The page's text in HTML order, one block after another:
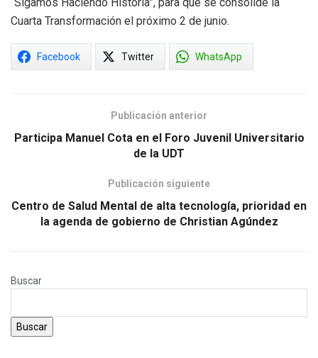
Cuarta Transformación el próximo 2 de junio.
Facebook Twitter WhatsApp
Publicación anterior
Participa Manuel Cota en el Foro Juvenil Universitario
de la UDT
Publicación siguiente
Centro de Salud Mental de alta tecnología, prioridad en
la agenda de gobierno de Christian Agúndez
Buscar
Buscar